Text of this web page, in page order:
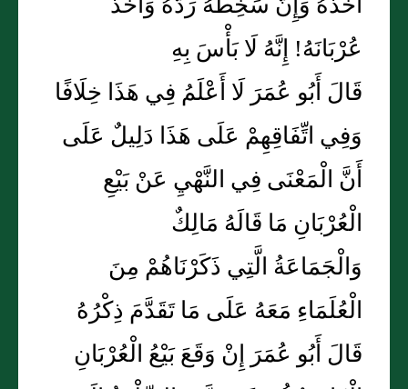
عُرْبَانَهُ! إِنَّهُ لَا بَأْسَ بِهِ
قَالَ أَبُو عُمَرَ لَا أَعْلَمُ فِي هَذَا خِلَافًا
وَفِي اتِّفَاقِهِمْ عَلَى هَذَا دَلِيلٌ عَلَى
أَنَّ الْمَعْنَى فِي النَّهْيِ عَنْ بَيْعِ
الْعُرْبَانِ مَا قَالَهُ مَالِكٌ
وَالْجَمَاعَةُ الَّتِي ذَكَرْنَاهُمْ مِنَ
الْعُلَمَاءِ مَعَهُ عَلَى مَا تَقَدَّمَ ذِكْرُهُ
قَالَ أَبُو عُمَرَ إِنْ وَقَعَ بَيْعُ الْعُرْبَانِ